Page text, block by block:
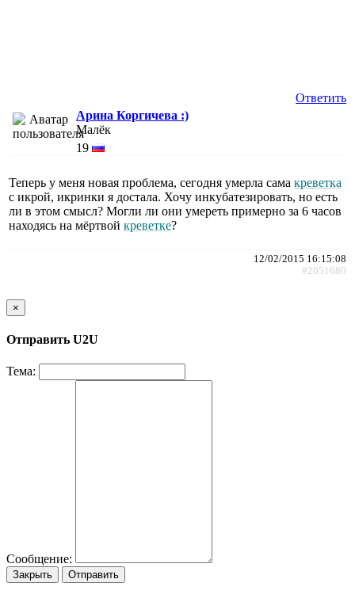
Ответить
Арина Коргичева :)
Малёк
19
Теперь у меня новая проблема, сегодня умерла сама креветка
с икрой, икринки я достала. Хочу инкубатезировать, но есть
ли в этом смысл? Могли ли они умереть примерно за 6 часов
находясь на мёртвой креветке?
12/02/2015 16:15:08
#2051680
×
Отправить U2U
Тема:
Сообщение:
Закрыть Отправить